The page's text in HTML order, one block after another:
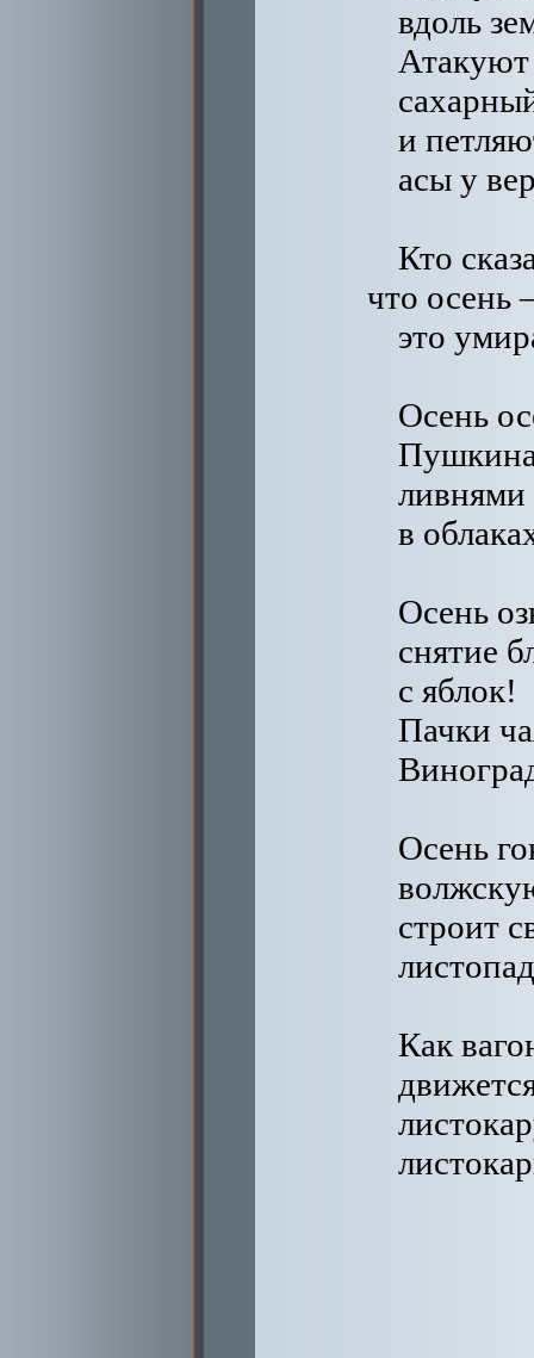
вдоль
и
асы у
Кто
что осень
это
Осень
ливнями
в
Осень
снятие
с яблок!
Пачки
Осень
строит
Как